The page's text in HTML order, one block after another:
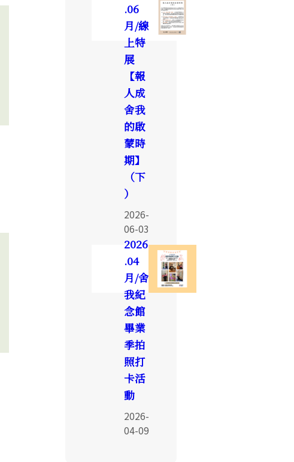
.06
月/線
上特
展
【報
人成
舍我
的啟
蒙時
期】
（下
）
2026-
06-03
2026
.04
月/舍
我紀
念館
畢業
季拍
照打
卡活
動
2026-
04-09